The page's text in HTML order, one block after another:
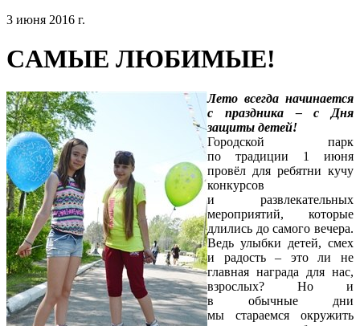
3 июня 2016 г.
CАМЫЕ ЛЮБИМЫЕ!
Лето всегда начинается
с праздника – с Дня
защиты детей!
Городской парк
по традиции 1 июня
провёл для ребятни кучу
конкурсов
и развлекательных
мероприятий, которые
длились до самого вечера.
Ведь улыбки детей, смех
и радость – это ли не
главная награда для нас,
взрослых? Но и
в обычные дни
мы стараемся окружить